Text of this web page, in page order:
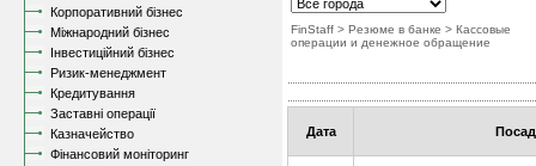
Корпоративний бізнес
Міжнародний бізнес
Інвестиційний бізнес
Ризик-менеджмент
Кредитування
Заставні операції
Казначейство
Фінансовий моніторинг
FinStaff > Резюме в банке > Кассовые
операции и денежное обращение
Дата